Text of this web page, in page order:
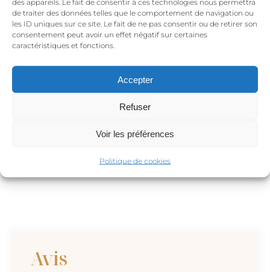
des appareils. Le fait de consentir à ces technologies nous permettra
de traiter des données telles que le comportement de navigation ou
les ID uniques sur ce site. Le fait de ne pas consentir ou de retirer son
consentement peut avoir un effet négatif sur certaines
caractéristiques et fonctions.
Accepter
Refuser
Voir les préférences
Politique de cookies
memento mori bague femme ou homme est très
facile à entretenir.
Il est conseillé de la retirer pour tout contact avec
l’eau, pour dormir ainsi que pour faire du sport
mais cela est plutôt naturel grâce à sa forme assez
imposante.
t’indiquant de manière très simple, comment
Avis